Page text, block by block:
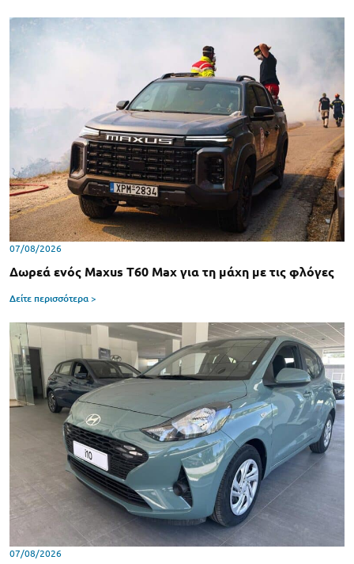
07/08/2026
Δωρεά ενός Maxus T60 Max για τη μάχη με τις φλόγες
Δείτε περισσότερα >
07/08/2026